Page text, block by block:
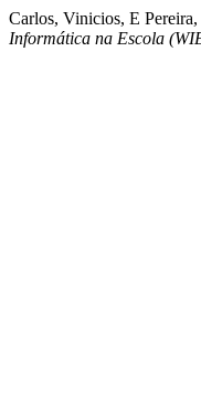
Carlos, Vinicios, E
Informática na Escola